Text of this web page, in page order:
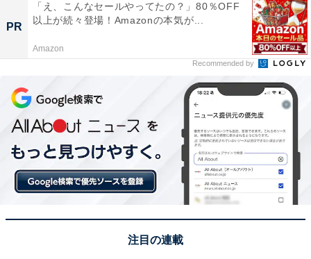
石積みの露天風呂はコンパクトながらも、外気に触
れながら入浴できるため、開放感があって気分転換
に最適。
清掃が行き届いたタイル張りの明るい浴室や、フロ
ント式の受付システムなど、清潔感があり初心者で
も利用しやすい雰囲気。
PR
「え、こんなセールやってたの？」80％OFF
以上が続々登場！Amazonの本気が...
Amazon
Recommended by
注目の連載